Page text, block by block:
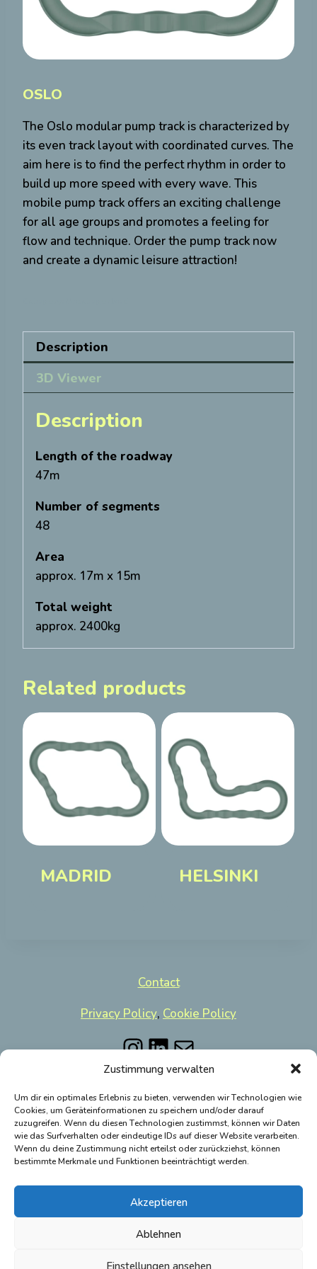
Zustimmung verwalten
Um dir ein optimales Erlebnis zu bieten, verwenden wir Technologien wie
Cookies, um Geräteinformationen zu speichern und/oder darauf
zuzugreifen. Wenn du diesen Technologien zustimmst, können wir Daten
wie das Surfverhalten oder eindeutige IDs auf dieser Website verarbeiten.
Wenn du deine Zustimmung nicht erteilst oder zurückziehst, können
bestimmte Merkmale und Funktionen beeinträchtigt werden.
Akzeptieren
Ablehnen
Einstellungen ansehen
OSLO
The Oslo modular pump track is characterized by
its even track layout with coordinated curves. The
aim here is to find the perfect rhythm in order to
build up more speed with every wave. This
mobile pump track offers an exciting challenge
for all age groups and promotes a feeling for
flow and technique. Order the pump track now
and create a dynamic leisure attraction!
Description
3D Viewer
Description
Length of the roadway
47m
Number of segments
48
Area
approx. 17m x 15m
Total weight
approx. 2400kg
Related products
MADRID HELSINKI
Contact
Privacy Policy, Cookie Policy
Instagram
LinkedIn
Mail
FAQ's